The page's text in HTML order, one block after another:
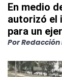
En medio
autorizó el
para un
Por